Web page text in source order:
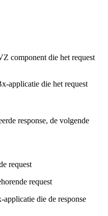
component die het request
applicatie die het request
response, de volgende
request
request
die de response